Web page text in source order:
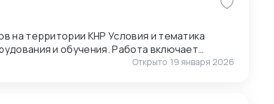
КНР Условия и тематика
и обучения. Работа включает
и экскурсиях. Требуются переводчики для
Открыто 19 января 2026